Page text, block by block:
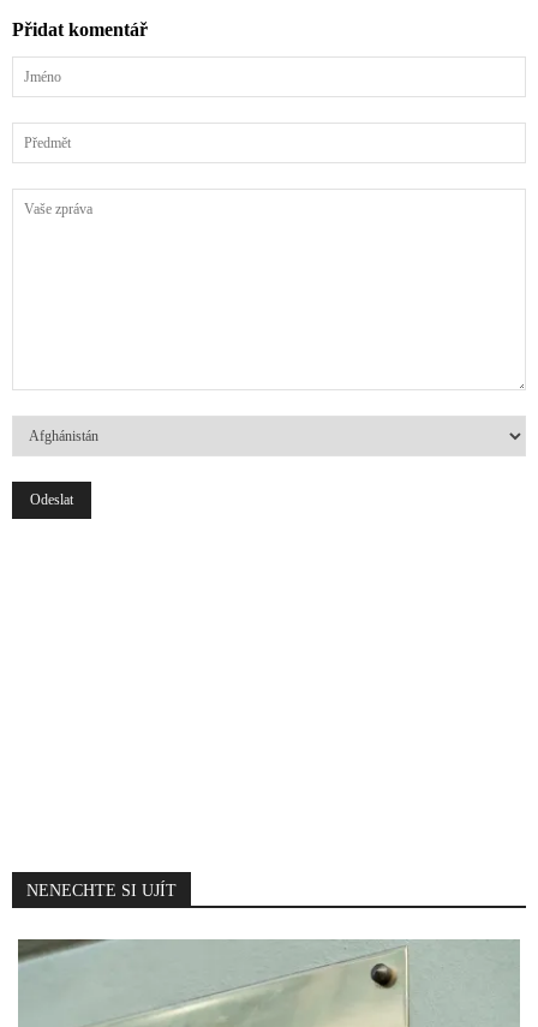
Přidat komentář
zpráva
NENECHTE SI UJÍT